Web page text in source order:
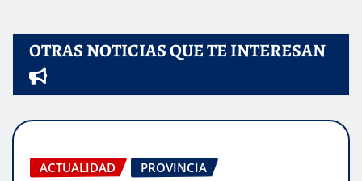
entradas
OTRAS NOTICIAS QUE TE INTERESAN
ACTUALIDAD
PROVINCIA